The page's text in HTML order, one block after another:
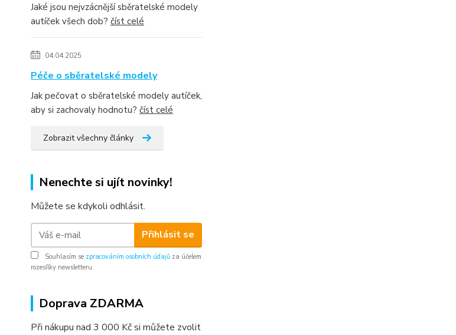
Jaké jsou nejvzácnější sběratelské modely
autíček všech dob? číst celé
04.04.2025
Péče o sběratelské modely
Jak pečovat o sběratelské modely autíček,
aby si zachovaly hodnotu? číst celé
Zobrazit všechny články
Nenechte si ujít novinky!
Můžete se kdykoli odhlásit.
Přihlásit se
Souhlasím se zpracováním osobních údajů za účelem
rozesílky newsletteru.
Doprava ZDARMA
Při nákupu nad 3 000 Kč si můžete zvolit